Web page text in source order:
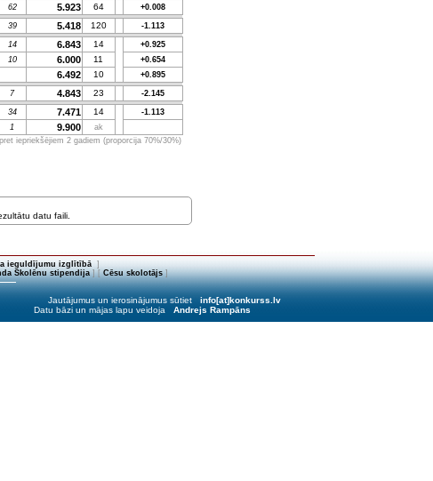
62 5.923 64 +0.008
39 5.418 120 -1.113
14 6.843 14 +0.925
10 6.000 11 +0.654
6.492 10 +0.895
7 4.843 23 -2.145
34 7.471 14 -1.113
1 9.900
ak
iepriekšējiem 2 gadiem (proporcija 70%/30%)
datu faili.
ieguldījumu izglītībā ]
Skolēnu stipendija] [Cēsu skolotājs]
Jautājumus un ierosinājumus sūtiet info[at]konkurss.lv
Datu bāzi un mājas lapu veidoja Andrejs Rampāns